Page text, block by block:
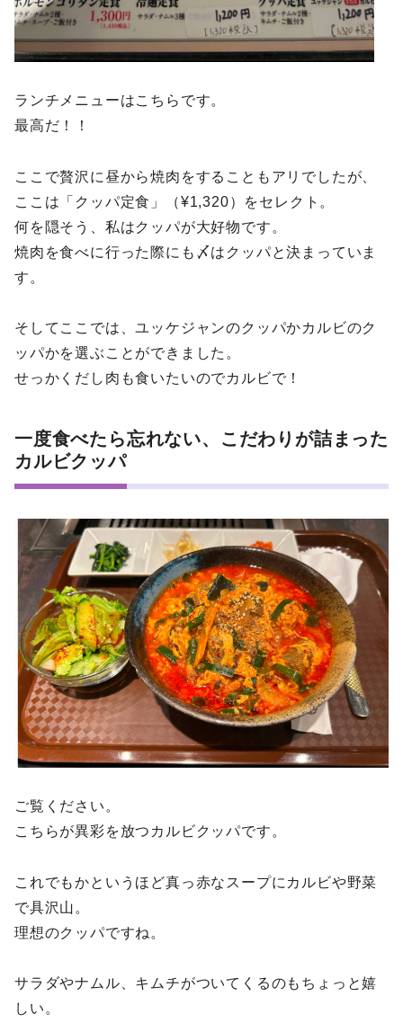
ランチメニューはこちらです。
最高だ！！
ここで贅沢に昼から焼肉をすることもアリでしたが、
ここは「クッパ定食」（¥1,320）をセレクト。
何を隠そう、私はクッパが大好物です。
焼肉を食べに行った際にも〆はクッパと決まっていま
す。
そしてここでは、ユッケジャンのクッパかカルビのク
ッパかを選ぶことができました。
せっかくだし肉も食いたいのでカルビで！
一度食べたら忘れない、こだわりが詰まった
カルビクッパ
ご覧ください。
こちらが異彩を放つカルビクッパです。
これでもかというほど真っ赤なスープにカルビや野菜
で具沢山。
理想のクッパですね。
サラダやナムル、キムチがついてくるのもちょっと嬉
しい。